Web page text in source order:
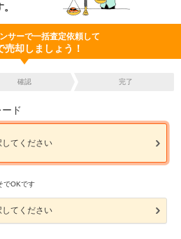
サーで一括査定依頼して
売却しましょう！
確認 完了
ド
してください
でOKです
してください